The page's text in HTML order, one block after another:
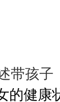
带孩子
的健康